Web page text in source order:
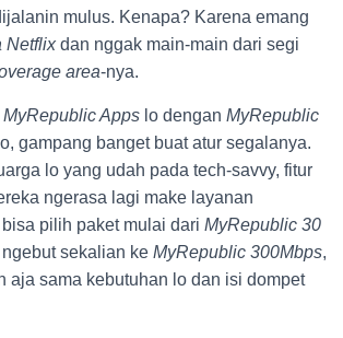
mulus. Kenapa? Karena emang
Netflixdan nggak main-main dari segi
area-nya.
MyRepublic Apps lo dengan MyRepublic
gampang banget buat atur segalanya.
lo yang udah pada tech-savvy, fitur
ngerasa lagi make layanan
pilih paket mulai dari MyRepublic 30
sekalian ke MyRepublic 300Mbps,
aja sama kebutuhan lo dan isi dompet